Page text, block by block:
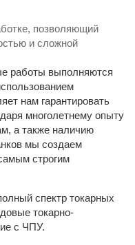
позволяющий
и сложной
работы выполняются
нам гарантировать
многолетнему опыту
а также наличию
мы создаем
строгим
спектр токарных
токарно-
с ЧПУ.